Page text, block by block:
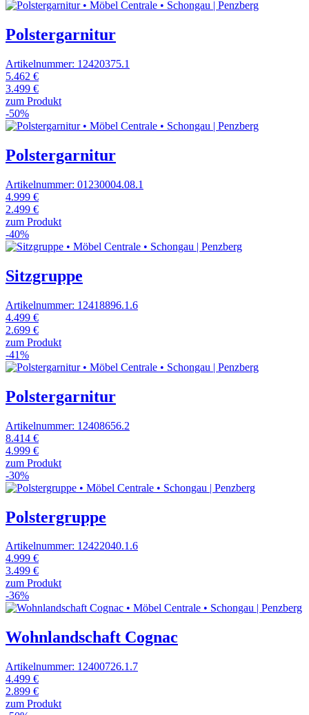
Polstergarnitur
Artikelnummer: 12420375.1
5.462 €
3.499 €
zum Produkt
-50%
Polstergarnitur
Artikelnummer: 01230004.08.1
4.999 €
2.499 €
zum Produkt
-40%
Sitzgruppe
Artikelnummer: 12418896.1.6
4.499 €
2.699 €
zum Produkt
-41%
Polstergarnitur
Artikelnummer: 12408656.2
8.414 €
4.999 €
zum Produkt
-30%
Polstergruppe
Artikelnummer: 12422040.1.6
4.999 €
3.499 €
zum Produkt
-36%
Wohnlandschaft Cognac
Artikelnummer: 12400726.1.7
4.499 €
2.899 €
zum Produkt